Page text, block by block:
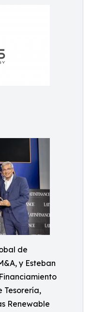
de
y Esteban
Tesorería,
Renewable